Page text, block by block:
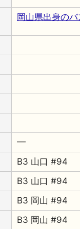
岡山県出身の
━
B3 山口 #94
B3 山口 #94
B3 岡山 #94
B3 岡山 #94